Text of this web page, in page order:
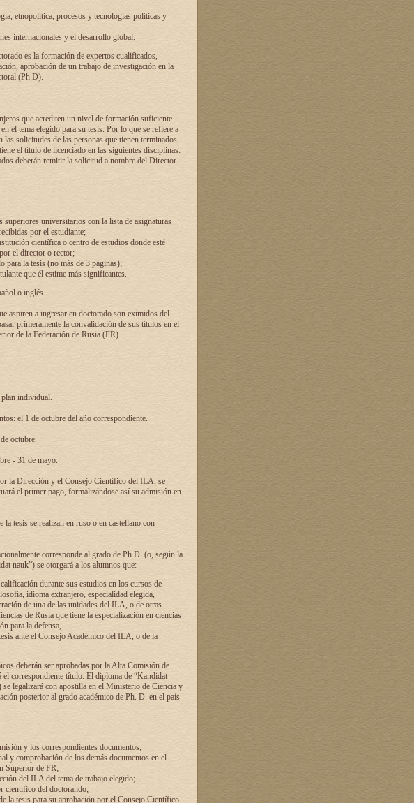
etnopolítica, procesos y tecnologías políticas y
internacionales y el desarrollo global.
es la formación de expertos cualificados,
aprobación de un trabajo de investigación en la
(Ph.D).
que acrediten un nivel de formación suficiente
el tema elegido para su tesis. Por lo que se refiere a
solicitudes de las personas que tienen terminados
el título de licenciado en las siguientes disciplinas:
deberán remitir la solicitud a nombre del Director
superiores universitarios con la lista de asignaturas
por el estudiante;
científica o centro de estudios donde esté
el director o rector;
para la tesis (no más de 3 páginas);
que él estime más significantes.
o inglés.
aspiren a ingresar en doctorado son eximidos del
primeramente la convalidación de sus títulos en el
de la Federación de Rusia (FR).
plan individual.
el 1 de octubre del año correspondiente.
octubre.
- 31 de mayo.
la Dirección y el Consejo Científico del ILA, se
el primer pago, formalizándose así su admisión en
tesis se realizan en ruso o en castellano con
corresponde al grado de Ph.D. (o, según la
nauk”) se otorgará a los alumnos que:
durante sus estudios en los cursos de
idioma extranjero, especialidad elegida,
de una de las unidades del ILA, o de otras
de Rusia que tiene la especialización en ciencias
para la defensa,
ante el Consejo Académico del ILA, o de la
deberán ser aprobadas por la Alta Comisión de
correspondiente título. El diploma de “Kandidat
legalizará con apostilla en el Ministerio de Ciencia y
posterior al grado académico de Ph. D. en el país
y los correspondientes documentos;
y comprobación de los demás documentos en el
Superior de FR;
del ILA del tema de trabajo elegido;
científico del doctorando;
la tesis para su aprobación por el Consejo Científico